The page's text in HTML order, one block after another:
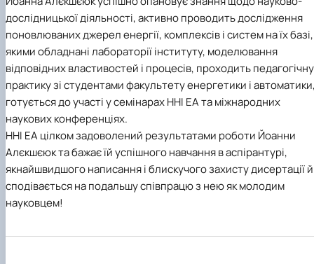
дослідницької діяльності, активно проводить дослідження
поновлюваних джерел енергії, комплексів і систем на їх базі,
якими обладнані лабораторії інституту, моделювання
відповідних властивостей і процесів, проходить педагогічну
практику зі студентами факультету енергетики і
готується до участі у семінарах ННІ ЕА та міжнародних
наукових конференціях.
ННІ ЕА цілком задоволений результатами роботи Йоанни
Алєкшєюк та бажає їй успішного навчання в аспірантурі,
якнайшвидшого написання і блискучого захисту дисертації й
сподівається на подальшу співпрацю з нею як молодим
науковцем!